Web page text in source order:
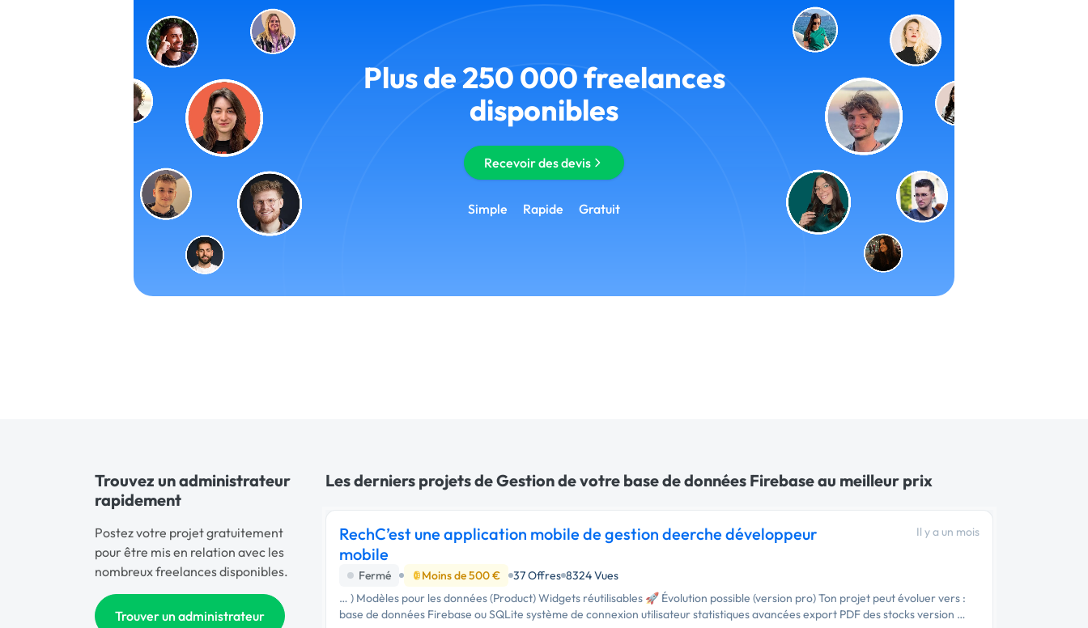
Plus de 250 000 freelances
disponibles
Recevoir des devis
Simple Rapide Gratuit
Trouvez un administrateur
rapidement
Postez votre projet gratuitement
pour être mis en relation avec les
nombreux freelances disponibles.
Trouver un administrateur
Les derniers projets de Gestion de votre base de données Firebase au meilleur prix
RechC’est une application mobile de gestion deerche développeur
mobile
Il y a un mois
Fermé Moins de 500 € 37 Offres 8324 Vues
… ) Modèles pour les données (Product) Widgets réutilisables 🚀 Évolution possible (version pro) Ton projet peut évoluer vers :
base de données Firebase ou SQLite système de connexion utilisateur statistiques avancées export PDF des stocks version …